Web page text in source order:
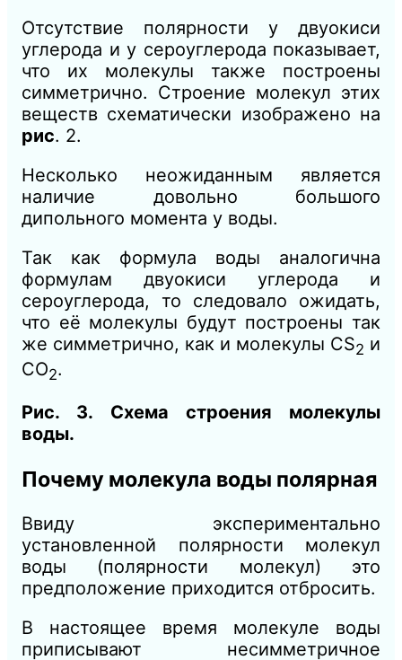
Отсутствие полярности у двуокиси
углерода и у сероуглерода показывает,
что их молекулы также построены
симметрично. Строение молекул этих
веществ схематически изображено на
рис. 2.
Несколько неожиданным является
наличие довольно большого
дипольного момента у воды.
Так как формула воды аналогична
формулам двуокиси углерода и
сероуглерода, то следовало ожидать,
что её молекулы будут построены так
же симметрично, как и молекулы CS2 и
СО2.
Рис. 3. Схема строения молекулы
воды.
Почему молекула воды полярная
Ввиду экспериментально
установленной полярности молекул
воды (полярности молекул) это
предположение приходится отбросить.
В настоящее время молекуле воды
приписывают несимметричное